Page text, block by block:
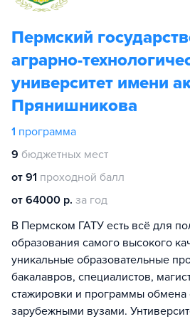
Пермский
аграрно-
университет имени
Прянишникова
1 программа
9 бюджетных мест
от 91 проходной балл
от 64000 р. за год
В Пермском ГАТУ есть всё для
образования самого высокого
уникальные образовательные
бакалавров, специалистов,
стажировки и программы
зарубежными вузами.